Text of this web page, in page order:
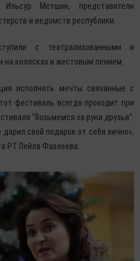
Метшин, представители
и ведомств республики.
с театрализованными и
колясках и жестовым пением.
исполнять мечты связанные с
фестиваль всегда проходит при
"Возьмемся за руки друзья".
свой подарок от себя лично»,
РТ Лейла Фазлеева.